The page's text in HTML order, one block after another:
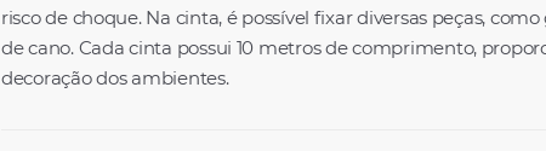
risco de choque. Na cinta, é possível fixar diversas peças,
de cano. Cada cinta possui 10 metros de comprimento,
decoração dos ambientes.